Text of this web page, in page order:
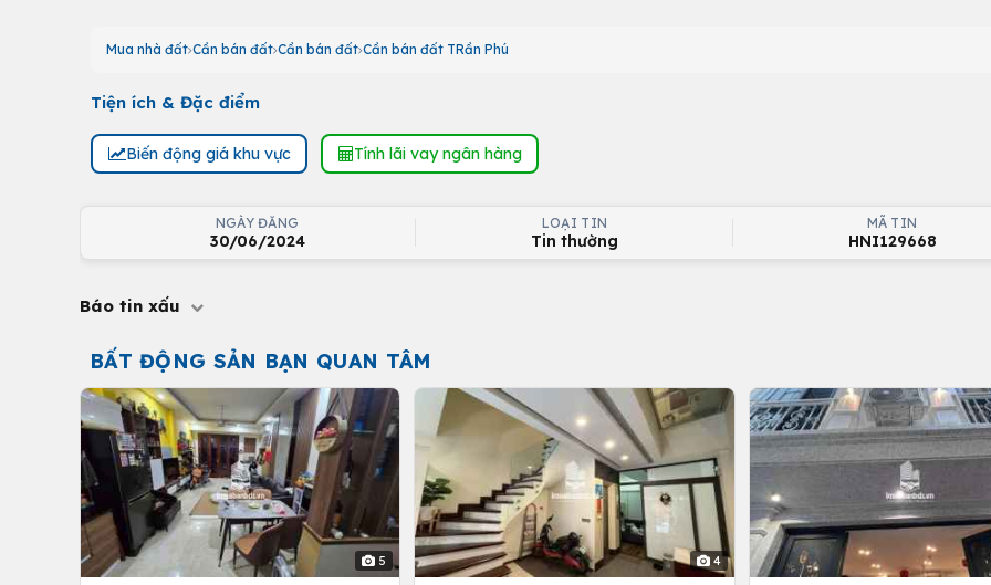
Mua nhà đất Cần bán đất Cần bán đất Cần bán đất TRần Phú
Tiện ích & Đặc điểm
Biến động giá khu vực Tính lãi vay ngân hàng
NGÀY ĐĂNG
30/06/2024
LOẠI TIN
Tin thường
MÃ TIN
HNI129668
Báo tin xấu
BẤT ĐỘNG SẢN BẠN QUAN TÂM
5 4